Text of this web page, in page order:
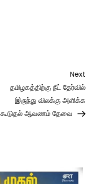
Next
Post
Next
தமிழகத்திற்கு நீட் தேர்வில்
இருந்து விலக்கு அளிக்க
கூடுதல் ஆவணம் தேவை